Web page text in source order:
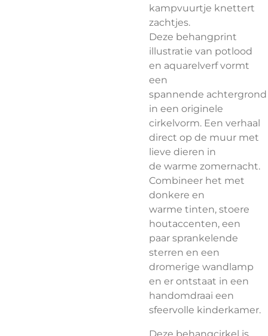
kampvuurtje knettert
zachtjes.
Deze behangprint
illustratie van potlood
en aquarelverf vormt
een
spannende achtergrond
in een originele
cirkelvorm. Een verhaal
direct op de muur met
lieve dieren in
de warme zomernacht.
Combineer het met
donkere en
warme tinten, stoere
houtaccenten, een
paar sprankelende
sterren en een
dromerige wandlamp
en er ontstaat in een
handomdraai een
sfeervolle kinderkamer.